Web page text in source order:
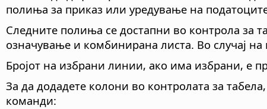
полиња за приказ или уредување на
Следните полиња се достапни во контрола за
означување и комбинирана листа. Во случај
Бројот на избрани линии, ако има избрани, е
За да додадете колони во контролата за
команди: